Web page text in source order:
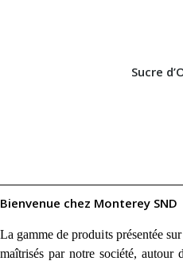
Sucre
Bienvenue chez Monterey SND
La gamme de produits présentée
maîtrisés par notre société, autour